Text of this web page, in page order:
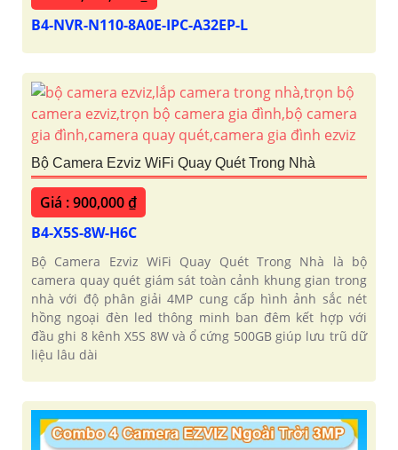
B4-NVR-N110-8A0E-IPC-A32EP-L
Bộ Camera Ezviz WiFi Quay Quét Trong Nhà
Giá : 900,000 ₫
B4-X5S-8W-H6C
Bộ Camera Ezviz WiFi Quay Quét Trong Nhà là bộ
camera quay quét giám sát toàn cảnh khung gian trong
nhà với độ phân giải 4MP cung cấp hình ảnh sắc nét
hồng ngoại đèn led thông minh ban đêm kết hợp với
đầu ghi 8 kênh X5S 8W và ổ cứng 500GB giúp lưu trũ dữ
liệu lâu dài